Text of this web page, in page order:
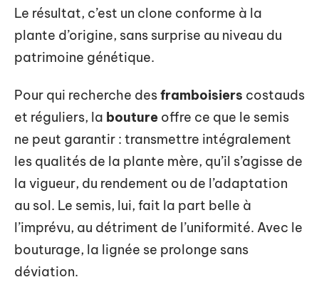
Le résultat, c’est un clone conforme à la
plante d’origine, sans surprise au niveau du
patrimoine génétique.
Pour qui recherche desframboisiers costauds
et réguliers, la bouture offre ce que le semis
ne peut garantir : transmettre intégralement
les qualités de la plante mère, qu’il s’agisse de
la vigueur, du rendement ou de l’adaptation
au sol. Le semis, lui, fait la part belle à
l’imprévu, au détriment de l’uniformité. Avec le
bouturage, la lignée se prolonge sans
déviation.